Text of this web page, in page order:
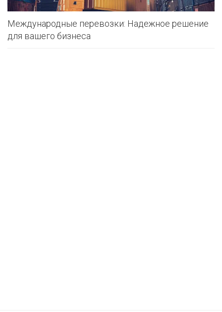
Международные перевозки: Надежное решение
для вашего бизнеса